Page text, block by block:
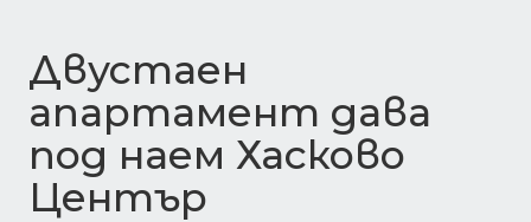
Двустаен
апартамент дава
под наем Хасково
Център